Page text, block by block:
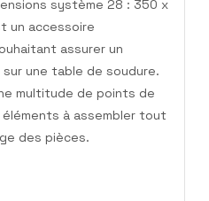
système 28 : 350 x
un accessoire
assurer un
une table de soudure.
multitude de points de
à assembler tout
des pièces.